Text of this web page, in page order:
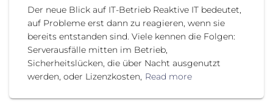
Der neue Blick auf IT-Betrieb Reaktive IT bedeutet,
auf Probleme erst dann zu reagieren, wenn sie
bereits entstanden sind. Viele kennen die Folgen:
Serverausfälle mitten im Betrieb,
Sicherheitslücken, die über Nacht ausgenutzt
werden, oder Lizenzkosten, Read more